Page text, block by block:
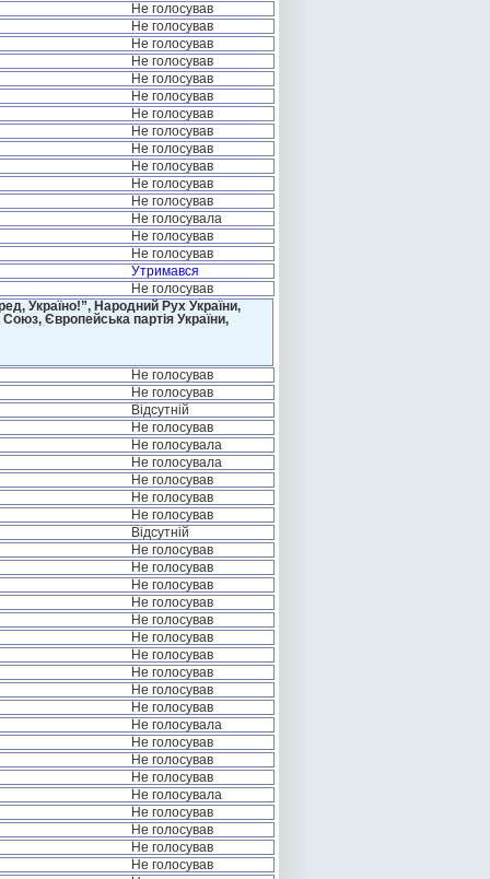
Не голосував
Не голосував
Не голосував
Не голосував
Не голосував
Не голосував
Не голосував
Не голосував
Не голосував
Не голосував
Не голосував
Не голосував
Не голосувала
Не голосував
Не голосував
Утримався
Не голосував
Україно!”, Народний Рух України,
Європейська партія України,
Не голосував
Не голосував
Відсутній
Не голосував
Не голосувала
Не голосувала
Не голосував
Не голосував
Не голосував
Відсутній
Не голосував
Не голосував
Не голосував
Не голосував
Не голосував
Не голосував
Не голосував
Не голосував
Не голосував
Не голосував
Не голосувала
Не голосував
Не голосував
Не голосував
Не голосувала
Не голосував
Не голосував
Не голосував
Не голосував